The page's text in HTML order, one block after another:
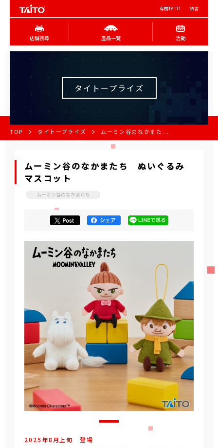
有關TAITO 語言
店舖搜尋 產品一覽 活動
タイトープライズ
TOP タイトープライズ ムーミン谷のなかまた...
ムーミン谷のなかまたち ぬいぐるみ
マスコット
ムーミン谷のなかまたち
2025年8 月 上旬 登場